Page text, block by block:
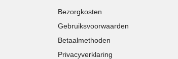
Bezorgkosten
Gebruiksvoorwaarden
Betaalmethoden
Privacyverklaring